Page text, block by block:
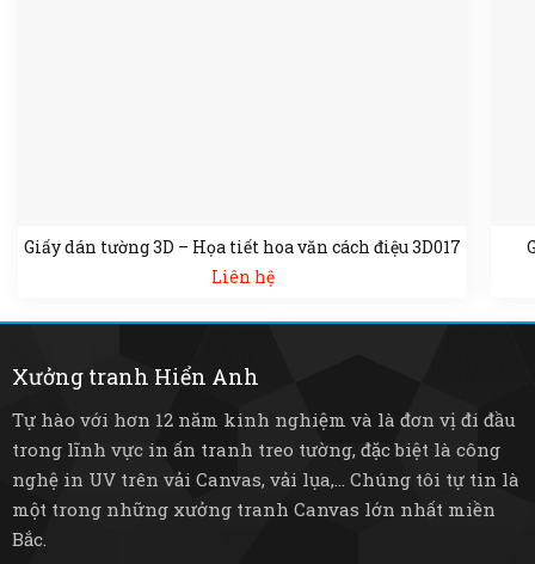
Giấy dán tường 3D – Họa tiết hoa văn cách điệu 3D017
Liên hệ
Xưởng tranh Hiển Anh
Tự hào với hơn 12 năm kinh nghiệm và là đơn vị đi đầu
trong lĩnh vực in ấn tranh treo tường, đặc biệt là công
nghệ in UV trên vải Canvas, vải lụa,... Chúng tôi tự tin là
một trong những xưởng tranh Canvas lớn nhất miền
Bắc.